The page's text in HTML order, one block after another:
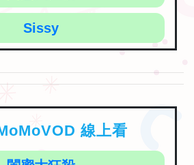
Sissy
線上看